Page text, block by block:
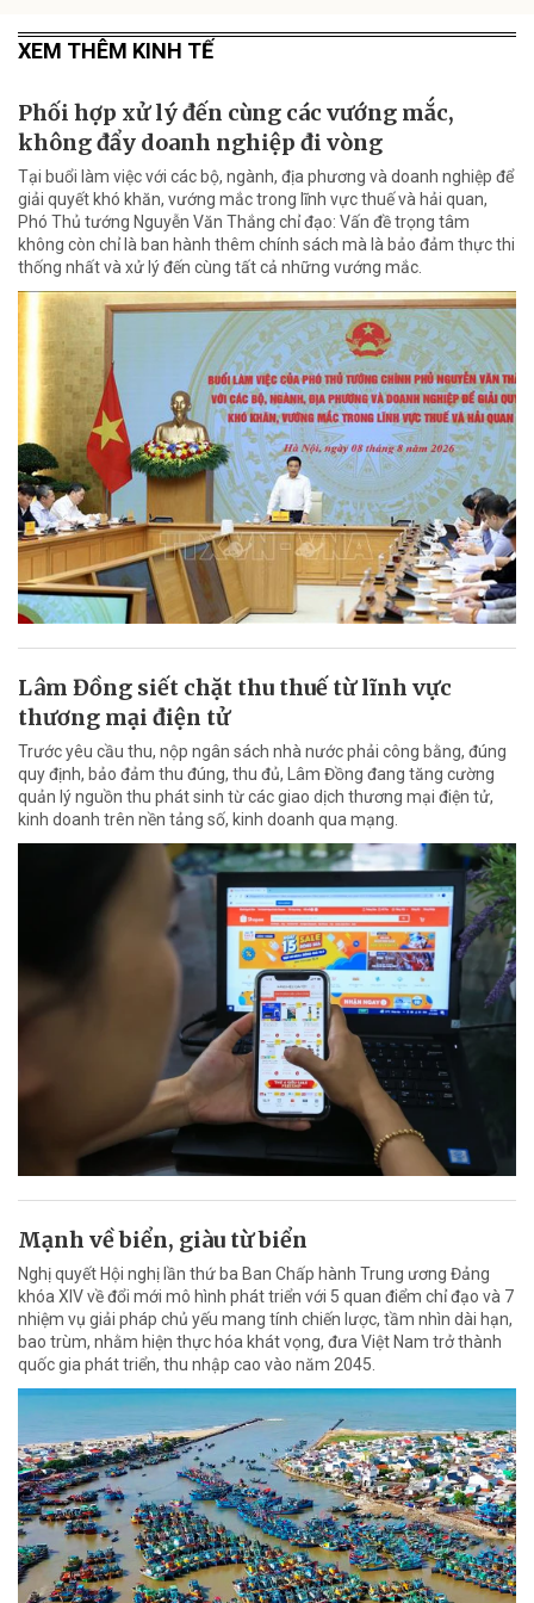
XEM THÊM KINH TẾ
Phối hợp xử lý đến cùng các vướng mắc,
không đẩy doanh nghiệp đi vòng
Tại buổi làm việc với các bộ, ngành, địa phương và doanh nghiệp để
giải quyết khó khăn, vướng mắc trong lĩnh vực thuế và hải quan,
Phó Thủ tướng Nguyễn Văn Thắng chỉ đạo: Vấn đề trọng tâm
không còn chỉ là ban hành thêm chính sách mà là bảo đảm thực thi
thống nhất và xử lý đến cùng tất cả những vướng mắc.
Lâm Đồng siết chặt thu thuế từ lĩnh vực
thương mại điện tử
Trước yêu cầu thu, nộp ngân sách nhà nước phải công bằng, đúng
quy định, bảo đảm thu đúng, thu đủ, Lâm Đồng đang tăng cường
quản lý nguồn thu phát sinh từ các giao dịch thương mại điện tử,
kinh doanh trên nền tảng số, kinh doanh qua mạng.
Mạnh về biển, giàu từ biển
Nghị quyết Hội nghị lần thứ ba Ban Chấp hành Trung ương Đảng
khóa XIV về đổi mới mô hình phát triển với 5 quan điểm chỉ đạo và 7
nhiệm vụ giải pháp chủ yếu mang tính chiến lược, tầm nhìn dài hạn,
bao trùm, nhằm hiện thực hóa khát vọng, đưa Việt Nam trở thành
quốc gia phát triển, thu nhập cao vào năm 2045.